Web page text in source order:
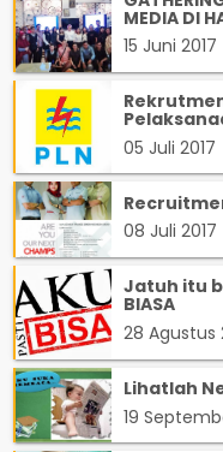
MEDIA DI
15 Juni 2017
05 Juli 2017
08 Juli 2017
Jatuh itu
BIASA
28 Agustus
Lihatlah
19